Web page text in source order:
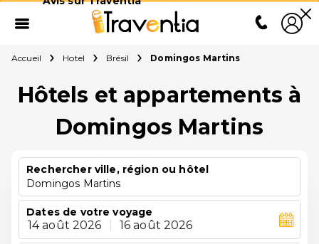
Accueil Hotel Brésil Domingos Martins
Hôtels et appartements à
Domingos Martins
Rechercher ville, région ou hôtel
Domingos Martins
Dates de votre voyage
14 août 2026 16 août 2026